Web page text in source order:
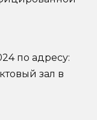
по адресу:
зал в